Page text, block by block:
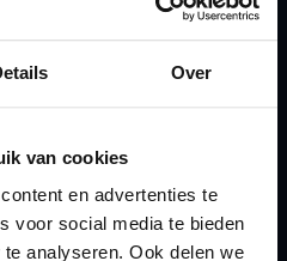
Over
van cookies
en advertenties te
voor social media te bieden
analyseren. Ook delen we
Pensioen BV
Pensioen BV bij
Pensioen BV en
echtscheiding
Pensioen in de